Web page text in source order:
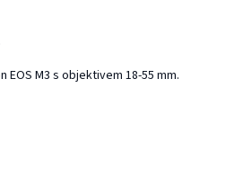
M3 s objektivem 18-55 mm.